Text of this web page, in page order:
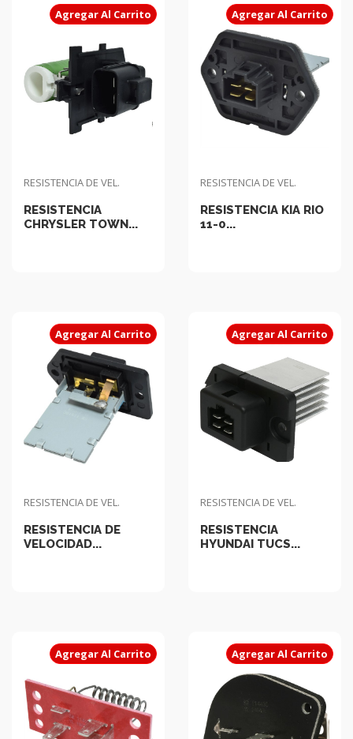
Agregar Al Carrito
RESISTENCIA DE VEL.
RESISTENCIA
CHRYSLER TOWN...
Agregar Al Carrito
RESISTENCIA DE VEL.
RESISTENCIA KIA RIO
11-0...
Agregar Al Carrito
RESISTENCIA DE VEL.
RESISTENCIA DE
VELOCIDAD...
Agregar Al Carrito
RESISTENCIA DE VEL.
RESISTENCIA
HYUNDAI TUCS...
Agregar Al Carrito Agregar Al Carrito